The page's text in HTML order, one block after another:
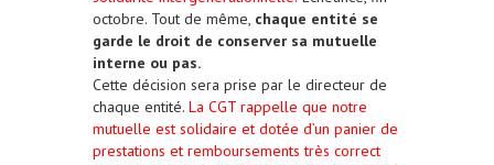
octobre. Tout de même, chaque entité se
garde le droit de conserver sa mutuelle
interne ou pas.
Cette décision sera prise par le directeur de
chaque entité. La CGT rappelle que notre
mutuelle est solidaire et dotée d’un panier de
prestations et remboursements très correct